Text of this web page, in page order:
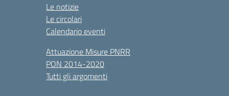
Le notizie
Le circolari
Calendario eventi
Attuazione Misure PNRR
PON 2014-2020
Tutti gli argomenti